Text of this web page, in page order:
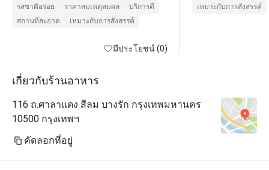
ที่มาทานประจำ ยิ่งมีโปร ยิ่งได้ราคาที่
ดีมาก
รสชาติอร่อย ราคาสมเหตุสมผล
บริการดี
สถานที่สะอาด
เหมาะกับการสังสรรค์
มีประโยชน์ (0)
เหมาะกับการสังสรรค์
เกี่ยวกับร้านอาหาร
116 ถ.ศาลาแดง สีลม บางรัก กรุงเทพมหานคร
10500 กรุงเทพฯ
คัดลอกที่อยู่